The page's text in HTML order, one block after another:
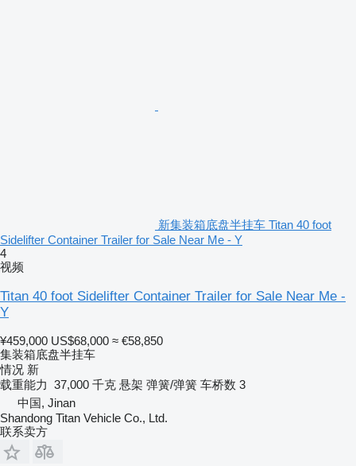
新集装箱底盘半挂车 Titan 40 foot
Sidelifter Container Trailer for Sale Near Me - Y
4
视频
Titan 40 foot Sidelifter Container Trailer for Sale Near Me -
Y
¥459,000 US$68,000 ≈ €58,850
集装箱底盘半挂车
情况 新
载重能力 37,000 千克 悬架 弹簧/弹簧 车桥数 3
中国, Jinan
Shandong Titan Vehicle Co., Ltd.
联系卖方